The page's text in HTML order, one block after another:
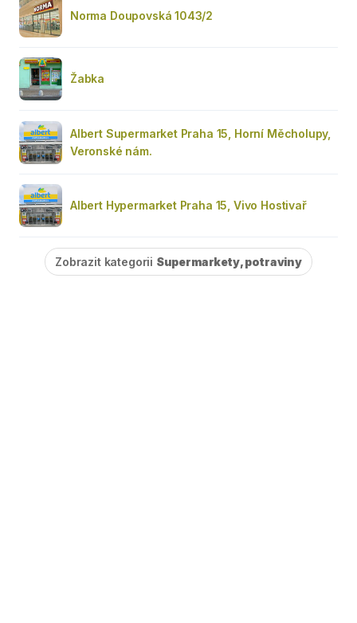
Norma Doupovská 1043/2
Žabka
Albert Supermarket Praha 15, Horní Měcholupy,
Veronské nám.
Albert Hypermarket Praha 15, Vivo Hostivař
Zobrazit kategorii Supermarkety, potraviny